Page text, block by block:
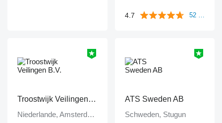
4.7 52 Bewertungen
Troostwijk Veilingen B.V.
Niederlande, Amsterdam
ATS Sweden AB
Schweden, Stugun